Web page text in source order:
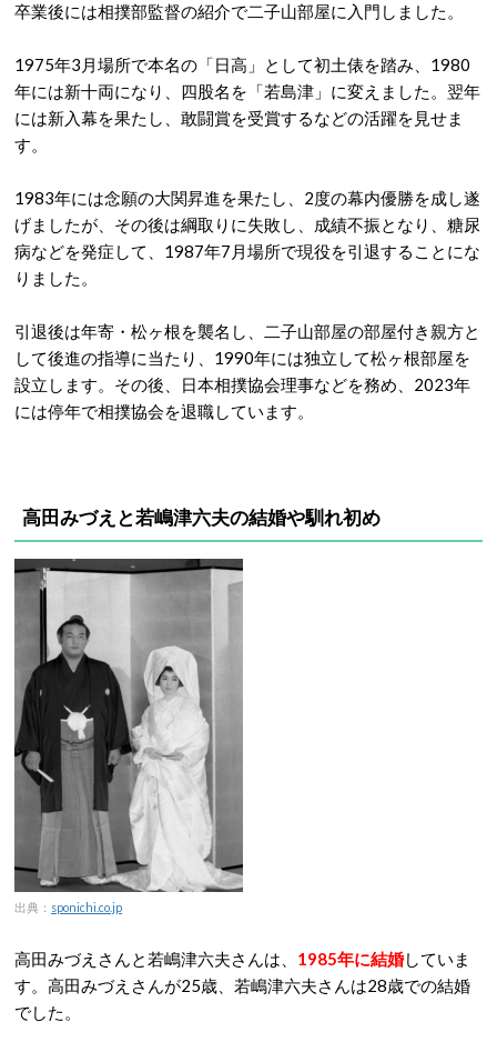
卒業後には相撲部監督の紹介で二子山部屋に入門しました。
1975年3月場所で本名の「日高」として初土俵を踏み、1980
年には新十両になり、四股名を「若島津」に変えました。翌年
には新入幕を果たし、敢闘賞を受賞するなどの活躍を見せま
す。
1983年には念願の大関昇進を果たし、2度の幕内優勝を成し遂
げましたが、その後は綱取りに失敗し、成績不振となり、糖尿
病などを発症して、1987年7月場所で現役を引退することにな
りました。
引退後は年寄・松ヶ根を襲名し、二子山部屋の部屋付き親方と
して後進の指導に当たり、1990年には独立して松ヶ根部屋を
設立します。その後、日本相撲協会理事などを務め、2023年
には停年で相撲協会を退職しています。
高田みづえと若嶋津六夫の結婚や馴れ初め
出典： sponichi.co.jp
高田みづえさんと若嶋津六夫さんは、 1985年に結婚していま
す。高田みづえさんが25歳、若嶋津六夫さんは28歳での結婚
でした。